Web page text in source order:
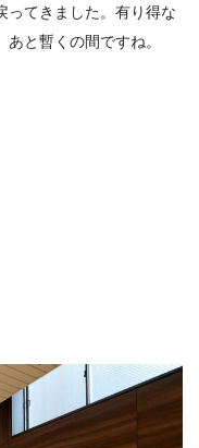
ってきました。有り得な
と暫くの間ですね。